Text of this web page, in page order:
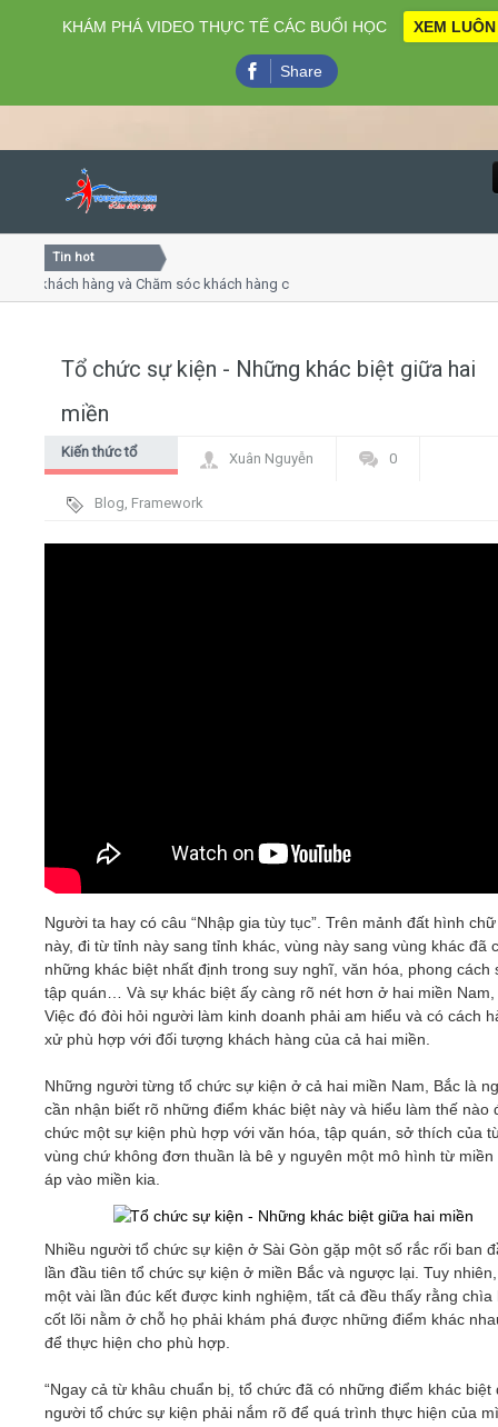
Close
Home
Video
Tin hot
hàng và Chăm sóc khách hàng chuyên nghiệp
Tổ chức sự kiện - Những khác biệt giữa hai
miền
Kiến thức tổ
Xuân Nguyễn 0
Blog, Framework
Người ta hay có câu “Nhập gia tùy tục”. Trên mảnh đất hình
này, đi từ tỉnh này sang tỉnh khác, vùng này sang vùng khác đã
những khác biệt nhất định trong suy nghĩ, văn hóa, phong cách
tập quán… Và sự khác biệt ấy càng rõ nét hơn ở hai miền Nam,
Việc đó đòi hỏi người làm kinh doanh phải am hiểu và có cách
xử phù hợp với đối tượng khách hàng của cả hai miền.
Những người từng tổ chức sự kiện ở cả hai miền Nam, Bắc là
cần nhận biết rõ những điểm khác biệt này và hiểu làm thế nào
chức một sự kiện phù hợp với văn hóa, tập quán, sở thích của
vùng chứ không đơn thuần là bê y nguyên một mô hình từ miền
áp vào miền kia.
Nhiều người tổ chức sự kiện ở Sài Gòn gặp một số rắc rối ban
lần đầu tiên tổ chức sự kiện ở miền Bắc và ngược lại. Tuy
một vài lần đúc kết được kinh nghiệm, tất cả đều thấy rằng chìa
cốt lõi nằm ở chỗ họ phải khám phá được những điểm khác
để thực hiện cho phù hợp.
“Ngay cả từ khâu chuẩn bị, tổ chức đã có những điểm khác biệt
người tổ chức sự kiện phải nắm rõ để quá trình thực hiện của
KHÁM PHÁ VIDEO THỰC TẾ CÁC BUỔI HỌC XEM LUÔN
Share